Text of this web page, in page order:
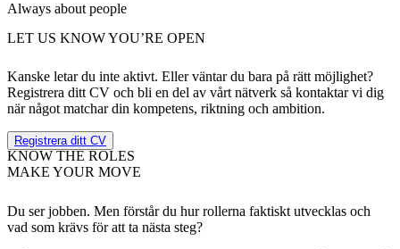
Always about people
LET US KNOW YOU’RE OPEN
Kanske letar du inte aktivt. Eller väntar du bara på rätt möjlighet?
Registrera ditt CV och bli en del av vårt nätverk så kontaktar vi dig
när något matchar din kompetens, riktning och ambition.
Registrera ditt CV
KNOW THE ROLES
MAKE YOUR MOVE
Du ser jobben. Men förstår du hur rollerna faktiskt utvecklas och
vad som krävs för att ta nästa steg?